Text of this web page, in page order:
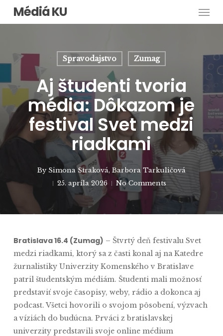
SkipMédiá KU
Spravodajstvo Zumag
Aj študenti tvoria
média: Dôkazom je
festival Svet medzi
riadkami
By Simona Straková, Barbora Tarkuličová
25. apríla 2026
No Comments
Bratislava 16.4 (Zumag) – Štvrtý deň festivalu Svet
medzi riadkami, ktorý sa z časti konal aj na Katedre
žurnalistiky Univerzity Komenského v Bratislave
patril študentským médiám. Študenti mali možnosť
predstaviť svoje časopisy, weby, rádio a dokonca aj
podcast. Všetci hovorili o svojom pôsobení, výzvach
a víziách do budúcna. Prváci z bratislavskej
univerzity predstavili svoje online médium